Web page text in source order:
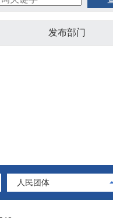
发布部门
人民团体